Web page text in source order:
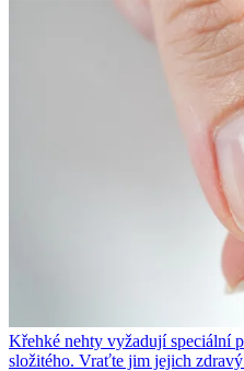
Křehké nehty vyžadují speciální
složitého. Vraťte jim jejich